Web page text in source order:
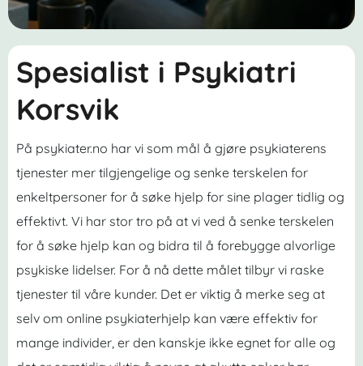
Spesialist i Psykiatri
Korsvik
På psykiater.no har vi som mål å gjøre psykiaterens
tjenester mer tilgjengelige og senke terskelen for
enkeltpersoner for å søke hjelp for sine plager tidlig og
effektivt. Vi har stor tro på at vi ved å senke terskelen
for å søke hjelp kan og bidra til å forebygge alvorlige
psykiske lidelser. For å nå dette målet tilbyr vi raske
tjenester til våre kunder. Det er viktig å merke seg at
selv om online psykiaterhjelp kan være effektiv for
mange individer, er den kanskje ikke egnet for alle og